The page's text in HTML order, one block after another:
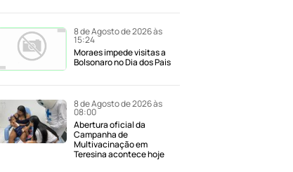
8 de Agosto de 2026 às
15:24
Moraes impede visitas a
Bolsonaro no Dia dos Pais
8 de Agosto de 2026 às
08:00
Abertura oficial da
Campanha de
Multivacinação em
Teresina acontece hoje